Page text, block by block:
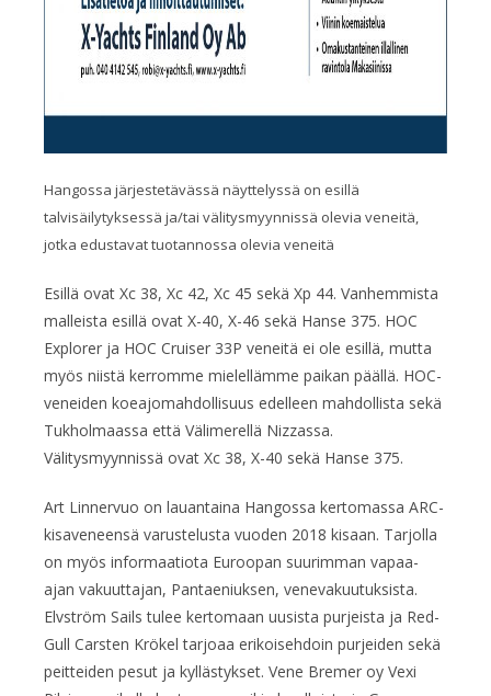
Hangossa järjestetävässä näyttelyssä on esillä
talvisäilytyksessä ja/tai välitysmyynnissä olevia veneitä,
jotka edustavat tuotannossa olevia veneitä
Esillä ovat Xc 38, Xc 42, Xc 45 sekä Xp 44. Vanhemmista
malleista esillä ovat X-40, X-46 sekä Hanse 375. HOC
Explorer ja HOC Cruiser 33P veneitä ei ole esillä, mutta
myös niistä kerromme mielellämme paikan päällä. HOC-
veneiden koeajomahdollisuus edelleen mahdollista sekä
Tukholmaassa että Välimerellä Nizzassa.
Välitysmyynnissä ovat Xc 38, X-40 sekä Hanse 375.
Art Linnervuo on lauantaina Hangossa kertomassa ARC-
kisaveneensä varustelusta vuoden 2018 kisaan. Tarjolla
on myös informaatiota Euroopan suurimman vapaa-
ajan vakuuttajan, Pantaeniuksen, venevakuutuksista.
Elvström Sails tulee kertomaan uusista purjeista ja Red-
Gull Carsten Krökel tarjoaa erikoisehdoin purjeiden sekä
peitteiden pesut ja kyllästykset. Vene Bremer oy Vexi